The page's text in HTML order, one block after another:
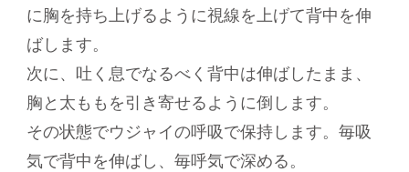
に胸を持ち上げるように視線を上げて背中を伸
ばします。
次に、吐く息でなるべく背中は伸ばしたまま、
胸と太ももを引き寄せるように倒します。
その状態でウジャイの呼吸で保持します。毎吸
気で背中を伸ばし、毎呼気で深める。